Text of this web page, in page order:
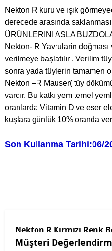
Nekton R kuru ve ışık
derecede arasında
ÜRÜNLERINI ASLA
Nekton- R Yavrularin
verilmeye başlatılır . Verilim
sonra yada tüylerin tamamen
Nekton –R Mauser( tüy
vardır. Bu katkı yem temel
oranlarda Vitamin D ve eser
kuşlara günlük 10% oranda
Son Kullanma Tarihi:06/
Nekton R Kırmızı Renk
Müşteri